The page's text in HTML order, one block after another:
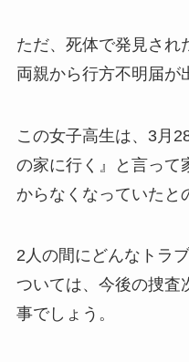
ただ、死体で発見され
両親から行方不明届が
この女子高生は、3月
の家に行く』と言って
からなくなっていたと
2人の間にどんなトラ
ついては、今後の捜査
事でしょう。